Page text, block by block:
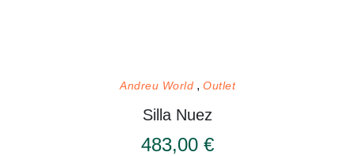
Andreu World Outlet
Silla Nuez
483,00 €